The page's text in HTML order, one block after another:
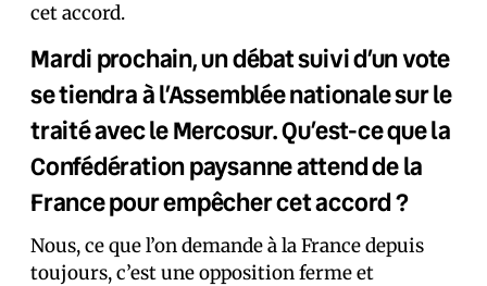
cet accord.
Mardi prochain, un débat suivi d’un vote
se tiendra à l’Assemblée nationale sur le
traité avec le Mercosur. Qu’est-ce que la
Confédération paysanne attend de la
France pour empêcher cet accord ?
Nous, ce que l’on demande à la France depuis
toujours, c’est une opposition ferme et